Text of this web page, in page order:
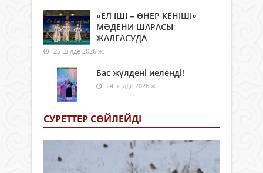
«ЕЛ ІШІ – ӨНЕР КЕНІШІ»
МӘДЕНИ ШАРАСЫ
ЖАЛҒАСУДА
25 шілде 2026 ж.
Бас жүлдені иеленді!
24 шілде 2026 ж.
СУРЕТТЕР СӨЙЛЕЙДI